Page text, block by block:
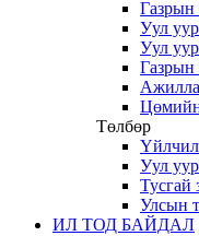
Газрын
Уул
Уул
Газрын
Цөмийн
Төлбөр
Уул
Тусгай
Улсын
ИЛ ТОД БАЙДАЛ